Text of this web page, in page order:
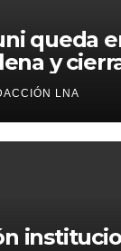
queda
y
16 años
LNA